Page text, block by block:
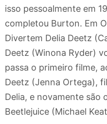
isso pessoalmente em
completou Burton. Em
Divertem Delia Deetz
Deetz (Winona Ryder)
passa o primeiro filme,
Deetz (Jenna Ortega),
Delia, e novamente são
Beetlejuice (Michael